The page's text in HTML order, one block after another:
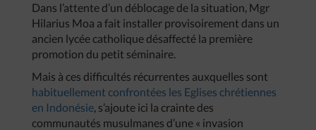
Dans l’attente d’un déblocage de la situation, Mgr
Hilarius Moa a fait installer provisoirement dans un
ancien lycée catholique désaffecté la première
promotion du petit séminaire.
Mais à ces difficultés récurrentes auxquelles sont
habituellement confrontées les Eglises chrétiennes
en Indonésie, s’ajoute ici la crainte des
communautés musulmanes d’une « invasion